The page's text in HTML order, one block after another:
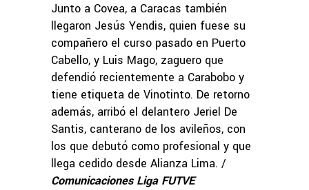
Junto a Covea, a Caracas también
llegaron Jesús Yendis, quien fuese su
compañero el curso pasado en Puerto
Cabello, y Luis Mago, zaguero que
defendió recientemente a Carabobo y
tiene etiqueta de Vinotinto. De retorno
además, arribó el delantero Jeriel De
Santis, canterano de los avileños, con
los que debutó como profesional y que
llega cedido desde Alianza Lima. /
Comunicaciones Liga FUTVE